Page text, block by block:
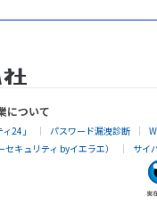
について
24」 パスワード漏洩診断
キュリティ byイエラエ） サイ